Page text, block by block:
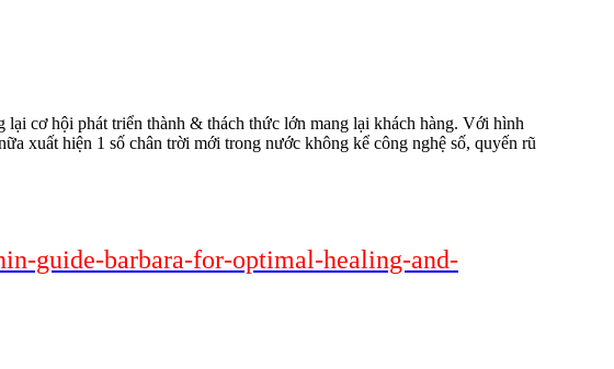
lại cơ hội phát triển thành & thách thức lớn mang lại khách hàng. Với hình
xuất hiện 1 số chân trời mới trong nước không kể công nghệ số, quyến rũ
guide-barbara-for-optimal-healing-and-